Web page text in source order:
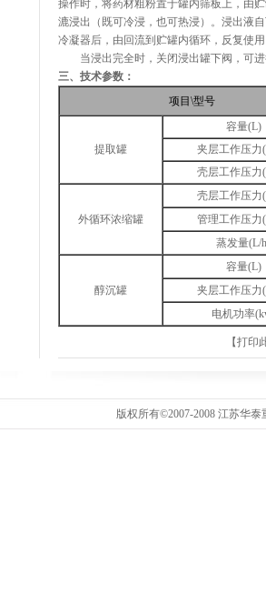
操作时，将药材粗粉置于罐内筛板上，由
漉浸出（既可冷浸，也可热浸）。浸出液
冷凝器后，由回流到贮罐内循环，反复使
当浸出完全时，关闭浸出罐下阀，可进
三、技术参数：
项目\型号
提取罐
容量(L)
夹层工作压力
壳层工作压力
外循环浓缩罐
壳层工作压力
管理工作压力
蒸发量(L/
醇沉罐
容量(L)
夹层工作压力
电机功率
【打印
版权所有©2007-2008 江苏华